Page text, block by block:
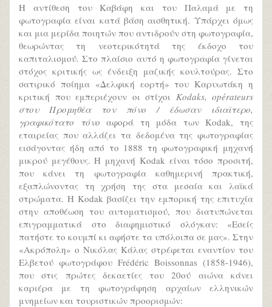
Η αντίθεση του Καβάφη και του Παλαμά με τη
φωτογραφία είναι κατά βάση αισθητική. Υπάρχει όμως
και μια μερίδα ποιητών που αντιδρούν στη φωτογραφία,
θεωρώντας τη νεοτερικότητά της έκδοχο του
καπιταλισμού. Στο πλαίσιο αυτό η φωτογραφία γίνεται
στόχος κριτικής ως ένδειξη μαζικής κουλτούρας. Στο
σατιρικό ποίημα «Δελφική εορτή» του Καρυωτάκη η
κριτική που εμπεριέχουν οι στίχοι Kodaks, opérateurs
στου Προμηθέα τον πόνο / έδωσαν ιδιαίτερο,
γραφικότατο τόνο αφορά τη μόδα των Kodak, της
εταιρείας που αλλάζει τα δεδομένα της φωτογραφίας
εισάγοντας ήδη από το 1888 τη φωτογραφική μηχανή
μικρού μεγέθους. Η μηχανή Kodak είναι τόσο προσιτή,
που κάνει τη φωτογραφία καθημερινή πρακτική,
εξαπλώνοντας τη χρήση της στα μεσαία και λαϊκά
στρώματα. Η Kodak βασίζει την εμπορική της επιτυχία
στην αποθέωση του αυτοματισμού, που διατυπώνεται
επιγραμματικά στο διαφημιστικό σλόγκαν: «Εσείς
πατήστε το κουμπί κι αφήστε τα υπόλοιπα σε μας». Στην
«Ακρόπολη» ο Νικόλας Κάλας στρέφεται εναντίον του
Ελβετού φωτογράφου Frédéric Boissonnas (1858-1946),
που στις πρώτες δεκαετίες του 20ού αιώνα κάνει
καριέρα με τη φωτογράφηση αρχαίων ελληνικών
μνημείων και τουριστικών προορισμών: